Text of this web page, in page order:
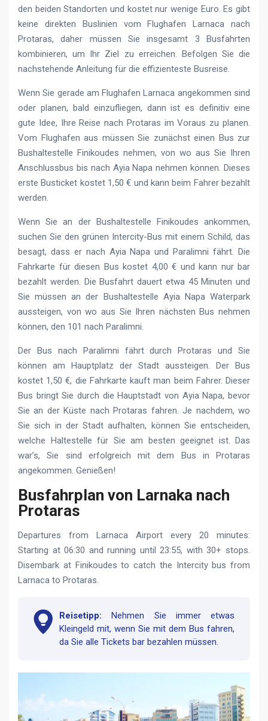
den beiden Standorten und kostet nur wenige Euro. Es gibt
keine direkten Buslinien vom Flughafen Larnaca nach
Protaras, daher müssen Sie insgesamt 3 Busfahrten
kombinieren, um Ihr Ziel zu erreichen. Befolgen Sie die
nachstehende Anleitung für die effizienteste Busreise.
Wenn Sie gerade am Flughafen Larnaca angekommen sind
oder planen, bald einzufliegen, dann ist es definitiv eine
gute Idee, Ihre Reise nach Protaras im Voraus zu planen.
Vom Flughafen aus müssen Sie zunächst einen Bus zur
Bushaltestelle Finikoudes nehmen, von wo aus Sie Ihren
Anschlussbus bis nach Ayia Napa nehmen können. Dieses
erste Busticket kostet 1,50 € und kann beim Fahrer bezahlt
werden.
Wenn Sie an der Bushaltestelle Finikoudes ankommen,
suchen Sie den grünen Intercity-Bus mit einem Schild, das
besagt, dass er nach Ayia Napa und Paralimni fährt. Die
Fahrkarte für diesen Bus kostet 4,00 € und kann nur bar
bezahlt werden. Die Busfahrt dauert etwa 45 Minuten und
Sie müssen an der Bushaltestelle Ayia Napa Waterpark
aussteigen, von wo aus Sie Ihren nächsten Bus nehmen
können, den 101 nach Paralimni.
Der Bus nach Paralimni fährt durch Protaras und Sie
können am Hauptplatz der Stadt aussteigen. Der Bus
kostet 1,50 €, die Fahrkarte kauft man beim Fahrer. Dieser
Bus bringt Sie durch die Hauptstadt von Ayia Napa, bevor
Sie an der Küste nach Protaras fahren. Je nachdem, wo
Sie sich in der Stadt aufhalten, können Sie entscheiden,
welche Haltestelle für Sie am besten geeignet ist. Das
war’s, Sie sind erfolgreich mit dem Bus in Protaras
angekommen. Genießen!
Busfahrplan von Larnaka nach
Protaras
Departures from Larnaca Airport every 20 minutes:
Starting at 06:30 and running until 23:55, with 30+ stops.
Disembark at Finikoudes to catch the Intercity bus from
Larnaca to Protaras.
Reisetipp: Nehmen Sie immer etwas
Kleingeld mit, wenn Sie mit dem Bus fahren,
da Sie alle Tickets bar bezahlen müssen.